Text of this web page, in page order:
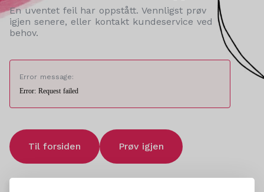
En uventet feil har oppstått. Vennligst prøv
igjen senere, eller kontakt kundeservice ved
behov.
Error message:
Error: Request failed
Til forsiden Prøv igjen